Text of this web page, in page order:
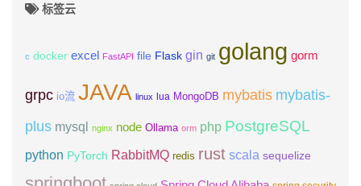
标签云
c docker excel FastAPI file Flask gin git golang gorm
grpc io流 JAVA linux lua MongoDB mybatis mybatis-
plus mysql nginx node Ollama orm php PostgreSQL
python PyTorch RabbitMQ redis rust scala sequelize